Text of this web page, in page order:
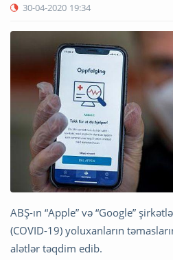
30-04-2020 19:34
ABŞ-ın “Apple” və “Google”
(COVID-19) yoluxanların
alətlər təqdim edib.